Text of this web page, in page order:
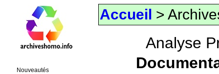
Accueil >
Analyse
Nouveautés